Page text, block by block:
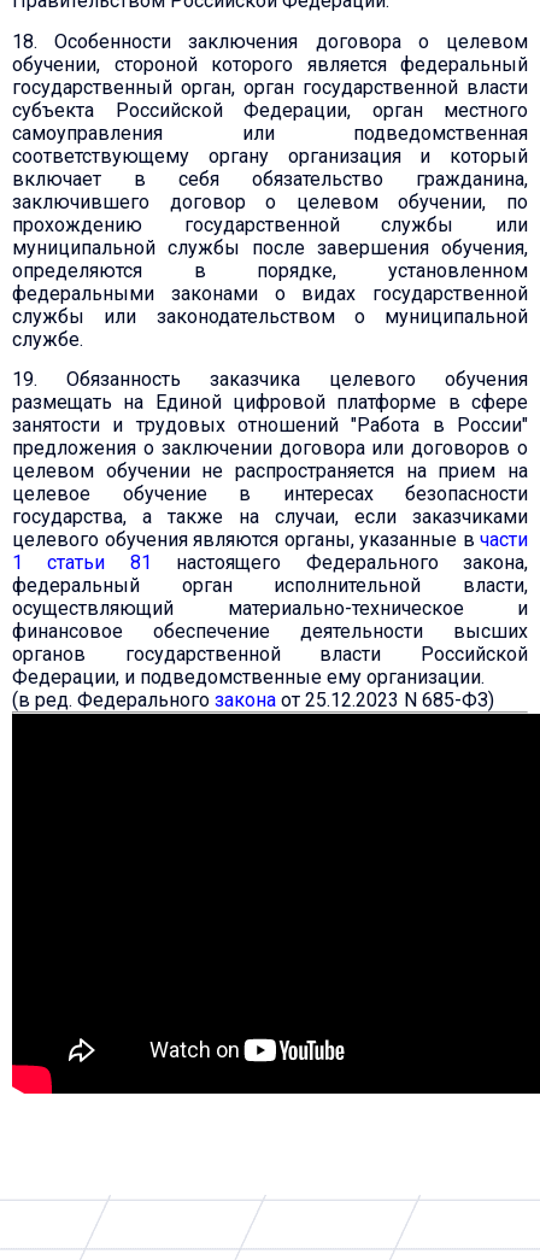
18. Особенности заключения договора о целевом
обучении, стороной которого является федеральный
государственный орган, орган государственной власти
субъекта Российской Федерации, орган местного
самоуправления или подведомственная
соответствующему органу организация и который
включает в себя обязательство гражданина,
заключившего договор о целевом обучении, по
прохождению государственной службы или
муниципальной службы после завершения обучения,
определяются в порядке, установленном
федеральными законами о видах государственной
службы или законодательством о муниципальной
службе.
19. Обязанность заказчика целевого обучения
размещать на Единой цифровой платформе в сфере
занятости и трудовых отношений "Работа в России"
предложения о заключении договора или договоров о
целевом обучении не распространяется на прием на
целевое обучение в интересах безопасности
государства, а также на случаи, если заказчиками
целевого обучения являются органы, указанные в части
1 статьи 81
настоящего Федерального закона,
федеральный орган исполнительной власти,
осуществляющий материально-техническое и
финансовое обеспечение деятельности высших
органов государственной власти Российской
Федерации, и подведомственные ему организации.
(в ред. Федерального закона от 25.12.2023 N 685-ФЗ)